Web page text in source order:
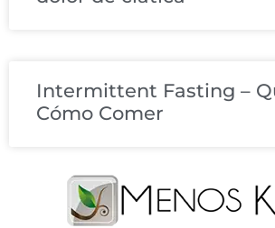
Intermittent Fasting –
Cómo Comer